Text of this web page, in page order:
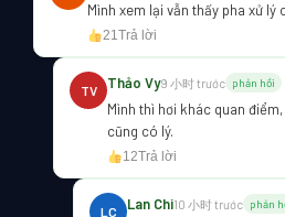
Mình xem lại vẫn thấy pha xử lý
21Trả lời
TV Thảo Vy9 小时 trước phản hồi
Mình thì hơi khác quan
cũng có lý.
12Trả lời
LC Lan Chi10 小时 trước phản